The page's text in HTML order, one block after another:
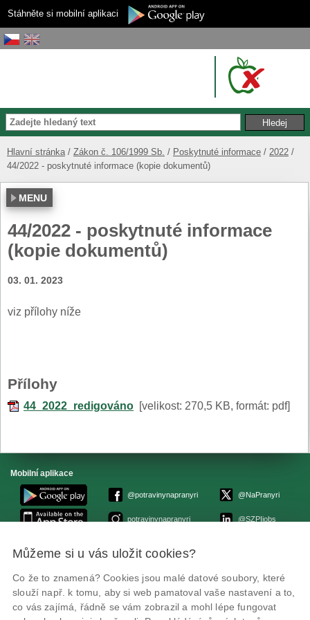
Stáhněte si mobilní aplikaci
Hlavní stránka Zákon č. 106/1999 Sb. Poskytnuté informace
2022
44/2022 - poskytnuté informace (kopie dokumentů)
MENU
44/2022 - poskytnuté informace
(kopie dokumentů)
03. 01. 2023
viz přílohy níže
Přílohy
44_2022_redigováno [velikost: 270,5 KB, formát: pdf]
Mobilní aplikace
@potravinynapranyri
potravinynapranyri
@NaPranyri
@SZPIjobs
© Státní zemědělská a potravinářská inspekce 2026.
ID datové schránky: avraiqg
IČO: 75014149, DIČ: CZ75014149
Prohlášení o přístupnosti|Zásady ochrany soukromí
Můžeme si u vás uložit cookies?
Co že to znamená? Cookies jsou malé datové soubory, které
slouží např. k tomu, aby si web pamatoval vaše nastavení a to,
co vás zajímá, řádně se vám zobrazil a mohl lépe fungovat